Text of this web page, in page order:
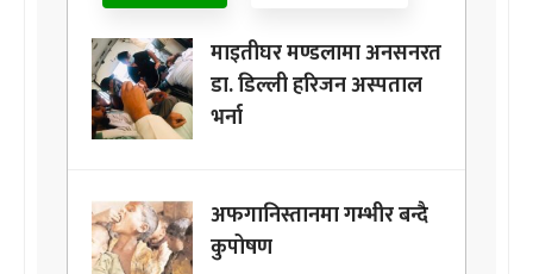
माइतीघर मण्डलामा अनसनरत
डा. डिल्ली हरिजन अस्पताल
भर्ना
अफगानिस्तानमा गम्भीर बन्दै
कुपोषण